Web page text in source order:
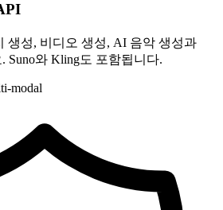
생성, 비디오 생성, AI 음악 생성과
Suno와 Kling도 포함됩니다.
modal